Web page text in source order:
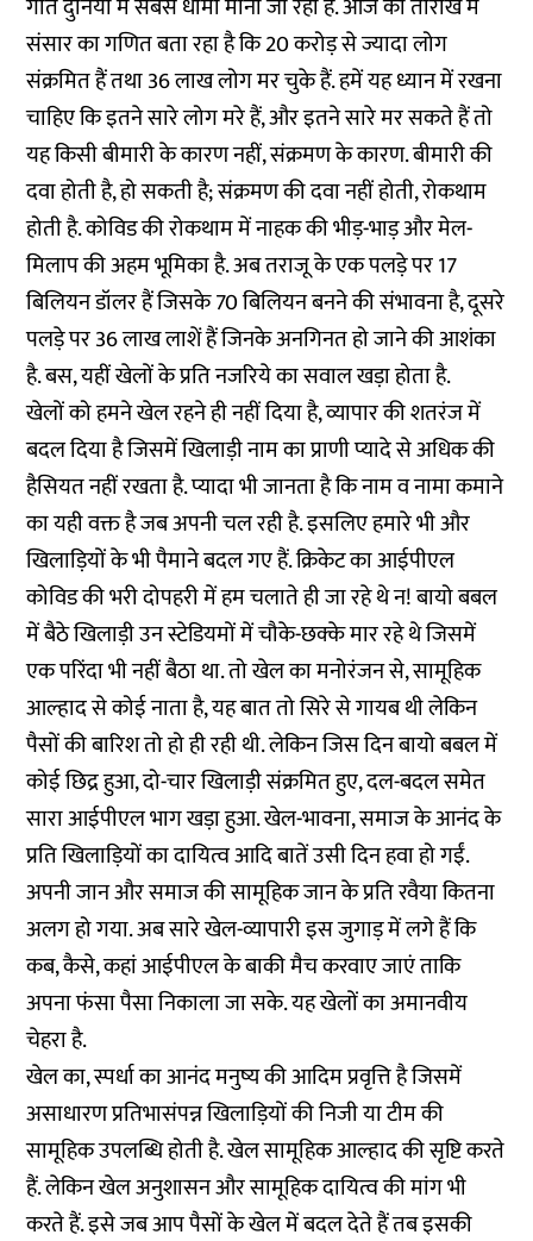
गति दुनिया में सबसे धीमी मानी जा रही है. आज की तारीख में
संसार का गणित बता रहा है कि 20 करोड़ से ज्यादा लोग
संक्रमित हैं तथा 36 लाख लोग मर चुके हैं. हमें यह ध्यान में रखना
चाहिए कि इतने सारे लोग मरे हैं, और इतने सारे मर सकते हैं तो
यह किसी बीमारी के कारण नहीं, संक्रमण के कारण. बीमारी की
दवा होती है, हो सकती है; संक्रमण की दवा नहीं होती, रोकथाम
होती है. कोविड की रोकथाम में नाहक की भीड़-भाड़ और मेल-
मिलाप की अहम भूमिका है. अब तराजू के एक पलड़े पर 17
बिलियन डॉलर हैं जिसके 70 बिलियन बनने की संभावना है, दूसरे
पलड़े पर 36 लाख लाशें हैं जिनके अनगिनत हो जाने की आशंका
है. बस, यहीं खेलों के प्रति नजरिये का सवाल खड़ा होता है.
खेलों को हमने खेल रहने ही नहीं दिया है, व्यापार की शतरंज में
बदल दिया है जिसमें खिलाड़ी नाम का प्राणी प्यादे से अधिक की
हैसियत नहीं रखता है. प्यादा भी जानता है कि नाम व नामा कमाने
का यही वक्त है जब अपनी चल रही है. इसलिए हमारे भी और
खिलाड़ियों के भी पैमाने बदल गए हैं. क्रिकेट का आईपीएल
कोविड की भरी दोपहरी में हम चलाते ही जा रहे थे न! बायो बबल
में बैठे खिलाड़ी उन स्टेडियमों में चौके-छक्के मार रहे थे जिसमें
एक परिंदा भी नहीं बैठा था. तो खेल का मनोरंजन से, सामूहिक
आल्हाद से कोई नाता है, यह बात तो सिरे से गायब थी लेकिन
पैसों की बारिश तो हो ही रही थी. लेकिन जिस दिन बायो बबल में
कोई छिद्र हुआ, दो-चार खिलाड़ी संक्रमित हुए, दल-बदल समेत
सारा आईपीएल भाग खड़ा हुआ. खेल-भावना, समाज के आनंद के
प्रति खिलाड़ियों का दायित्व आदि बातें उसी दिन हवा हो गईं.
अपनी जान और समाज की सामूहिक जान के प्रति रवैया कितना
अलग हो गया. अब सारे खेल-व्यापारी इस जुगाड़ में लगे हैं कि
कब, कैसे, कहां आईपीएल के बाकी मैच करवाए जाएं ताकि
अपना फंसा पैसा निकाला जा सके. यह खेलों का अमानवीय
चेहरा है.
खेल का, स्पर्धा का आनंद मनुष्य की आदिम प्रवृत्ति है जिसमें
असाधारण प्रतिभासंपन्न खिलाड़ियों की निजी या टीम की
सामूहिक उपलब्धि होती है. खेल सामूहिक आल्हाद की सृष्टि करते
हैं. लेकिन खेल अनुशासन और सामूहिक दायित्व की मांग भी
करते हैं. इसे जब आप पैसों के खेल में बदल देते हैं तब इसकी